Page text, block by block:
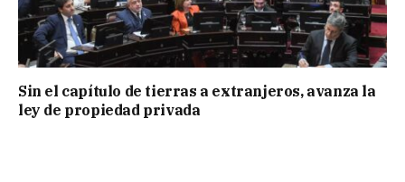
Sin el capítulo de tierras a extranjeros, avanza la
ley de propiedad privada